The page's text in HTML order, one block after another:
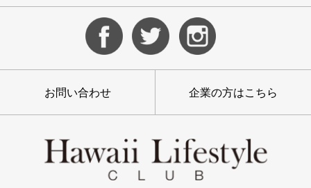
お問い合わせ 企業の方はこちら